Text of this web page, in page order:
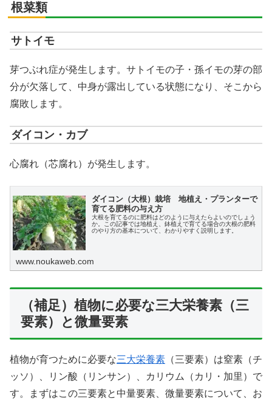
根菜類
サトイモ
芽つぶれ症が発生します。サトイモの子・孫イモの芽の部
分が欠落して、中身が露出している状態になり、そこから
腐敗します。
ダイコン・カブ
心腐れ（芯腐れ）が発生します。
ダイコン（大根）栽培 地植え・プランターで
育てる肥料の与え方
大根を育てるのに肥料はどのように与えたらよいのでしょう
か。この記事では地植え、鉢植えで育てる場合の大根の肥料
のやり方の基本について、わかりやすく説明します。
www.noukaweb.com
（補足）植物に必要な三大栄養素（三
要素）と微量要素
植物が育つために必要な三大栄養素 （三要素）は窒素（チ
ッソ）、リン酸（リンサン）、カリウム（カリ・加里）で
す。まずはこの三要素と中量要素、微量要素について、お